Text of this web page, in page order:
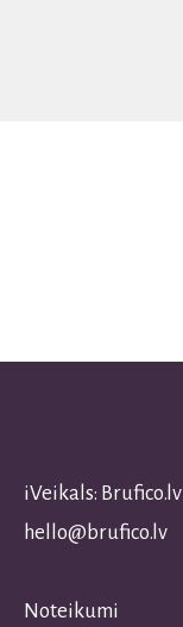
iVeikals: Brufico.lv
hello@brufico.lv
Noteikumi